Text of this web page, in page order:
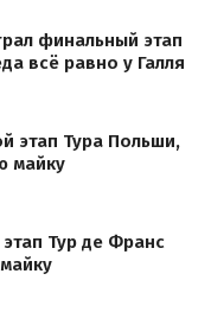
финальный этап
всё равно у Галля
этап Тура Польши,
майку
Тур де Франс